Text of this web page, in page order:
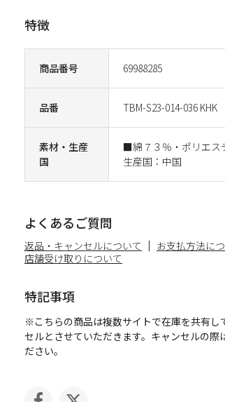
商品番号 69988285
品番 TBM-S23-014-036 KHK
素材・生産
国
■綿７３％・ポリエス
生産国：中国
特徴
よくあるご質問
返品・キャンセルについて お支払方法に
店舗受け取りについて
特記事項
※こちらの商品は複数サイトで在庫を共有
セルとさせていただきます。キャンセルの
ださい。